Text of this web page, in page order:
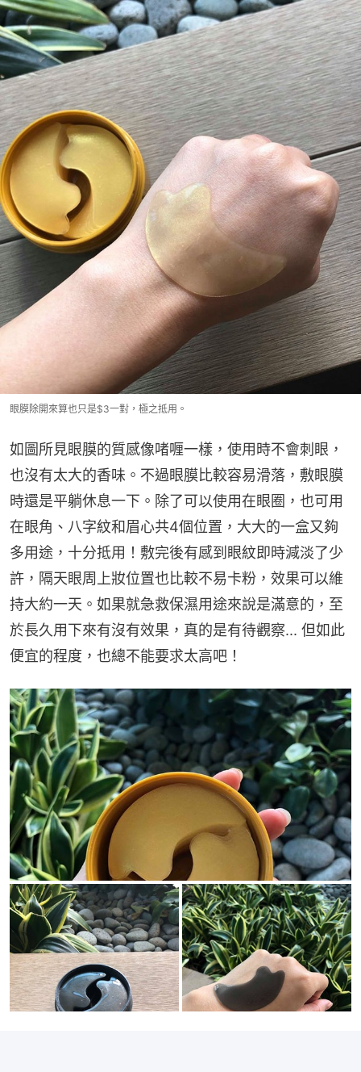
眼膜除開來算也只是$3一對，極之抵用。
如圖所見眼膜的質感像啫喱一樣，使用時不會刺眼，
也沒有太大的香味。不過眼膜比較容易滑落，敷眼膜
時還是平躺休息一下。除了可以使用在眼圈，也可用
在眼角、八字紋和眉心共4個位置，大大的一盒又夠
多用途，十分抵用！敷完後有感到眼紋即時減淡了少
許，隔天眼周上妝位置也比較不易卡粉，效果可以維
持大約一天。如果就急救保濕用途來說是滿意的，至
於長久用下來有沒有效果，真的是有待觀察... 但如此
便宜的程度，也總不能要求太高吧！